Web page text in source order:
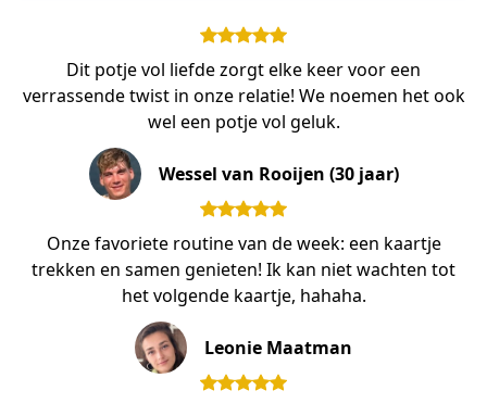
Dit potje vol liefde zorgt elke keer voor een
verrassende twist in onze relatie! We noemen het ook
wel een potje vol geluk.
Wessel van Rooijen (30 jaar)
Onze favoriete routine van de week: een kaartje
trekken en samen genieten! Ik kan niet wachten tot
het volgende kaartje, hahaha.
Leonie Maatman